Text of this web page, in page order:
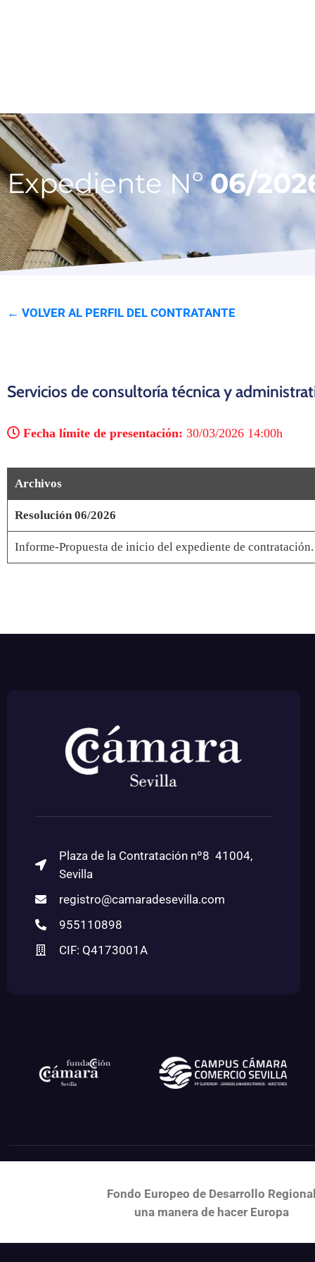
Expediente Nº06/
← VOLVER AL PERFIL DEL CONTRATANTE
Servicios de consultoría técnica y
Fecha límite de presentación: 30/03/2026 14:00h
Archivos
Resolución 06/2026
Informe-Propuesta de inicio del expediente de contratación.
Plaza de la Contratación nº8 41004,
Sevilla
registro@camaradesevilla.com
955110898
CIF: Q4173001A
Fondo Europeo de Desarrollo
una manera de hacer Europa